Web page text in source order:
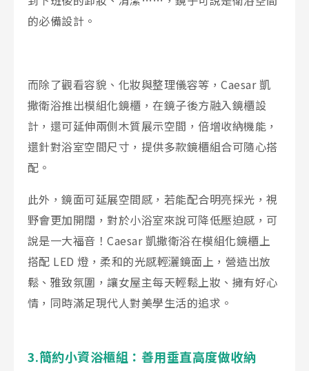
的必備設計。
而除了觀看容貌、化妝與整理儀容等，Caesar 凱
撒衛浴推出模組化鏡櫃，在鏡子後方融入鏡櫃設
計，還可延伸兩側木質展示空間，倍增收納機能，
還針對浴室空間尺寸，提供多款鏡櫃組合可隨心搭
配。
此外，鏡面可延展空間感，若能配合明亮採光，視
野會更加開闊，對於小浴室來說可降低壓迫感，可
說是一大福音！Caesar 凱撒衛浴在模組化鏡櫃上
搭配 LED 燈，柔和的光感輕灑鏡面上，營造出放
鬆、雅致氛圍，讓女屋主每天輕鬆上妝、擁有好心
情，同時滿足現代人對美學生活的追求。
3.簡約小資浴櫃組：善用垂直高度做收納